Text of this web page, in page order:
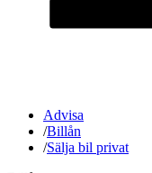
Advisa
/Billån
/Sälja bil privat